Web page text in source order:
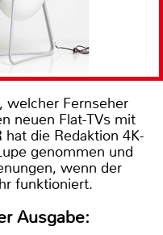
welcher Fernseher
neuen Flat-TVs mit
die Redaktion 4K-
genommen und
wenn der
funktioniert.
Ausgabe: